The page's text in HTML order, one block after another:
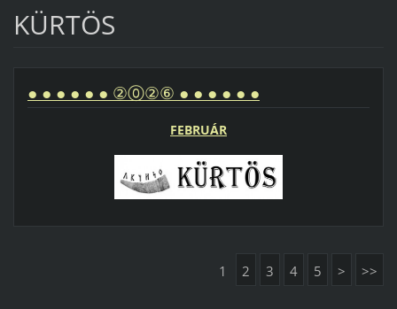
KÜRTÖS
● ● ● ● ● ● ②⓪②⑥ ● ● ● ● ● ●
FEBRUÁR
1 2 3 4 5 > >>